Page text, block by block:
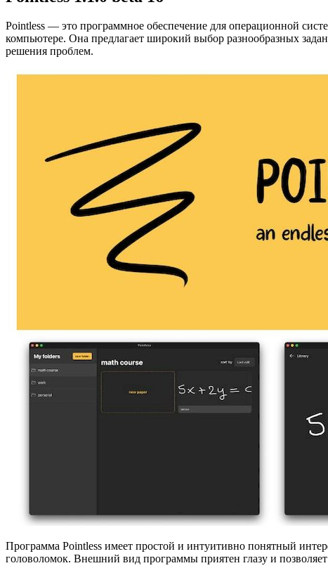
Pointless — это программное обеспечение для операционной
компьютере. Она предлагает широкий выбор разнообразных
решения проблем.
Программа Pointless имеет простой и интуитивно понятный
головоломок. Внешний вид программы приятен глазу и